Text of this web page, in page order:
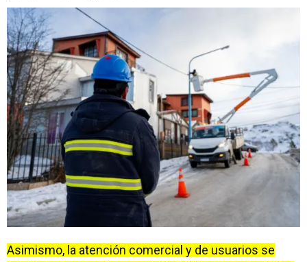
Asimismo, la atención comercial y de usuarios se